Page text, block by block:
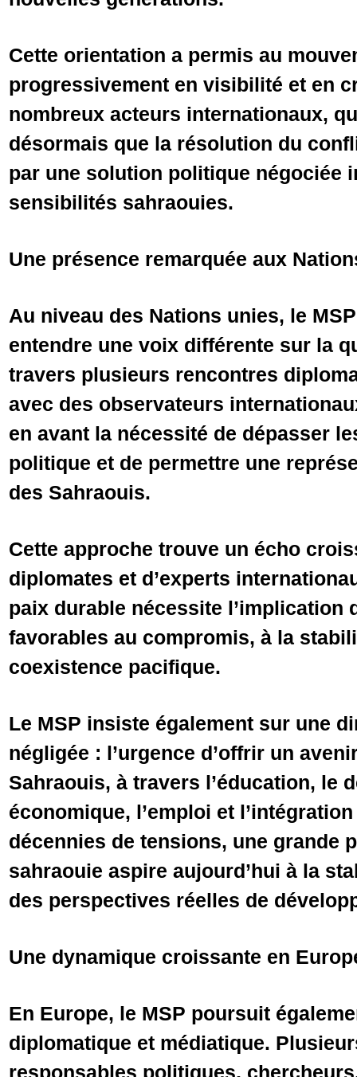
Cette orientation a permis au
progressivement en visibilité et en
nombreux acteurs internationaux,
désormais que la résolution du
par une solution politique négociée
sensibilités sahraouies.
Une présence remarquée aux
Au niveau des Nations unies, le
entendre une voix différente sur la
travers plusieurs rencontres
avec des observateurs
en avant la nécessité de dépasser
politique et de permettre une
des Sahraouis.
Cette approche trouve un écho
diplomates et d’experts
paix durable nécessite l’implication
favorables au compromis, à la
coexistence pacifique.
Le MSP insiste également sur une
négligée : l’urgence d’offrir un
Sahraouis, à travers l’éducation, le
économique, l’emploi et
décennies de tensions, une grande
sahraouie aspire aujourd’hui à la
des perspectives réelles de
Une dynamique croissante en
En Europe, le MSP poursuit
diplomatique et médiatique.
responsables politiques,